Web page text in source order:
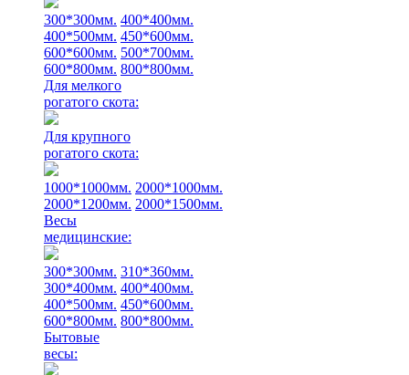
300*300мм. 400*400мм.
400*500мм. 450*600мм.
600*600мм. 500*700мм.
600*800мм. 800*800мм.
Для мелкого
рогатого скота:
Для крупного
рогатого скота:
1000*1000мм. 2000*1000мм.
2000*1200мм. 2000*1500мм.
Весы
медицинские:
300*300мм. 310*360мм.
300*400мм. 400*400мм.
400*500мм. 450*600мм.
600*800мм. 800*800мм.
Бытовые
весы: